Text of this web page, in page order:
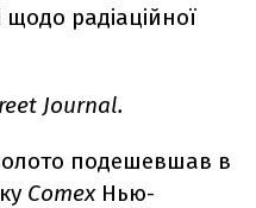
щодо радіаційної
Journal.
подешевшав в
ComexНью-